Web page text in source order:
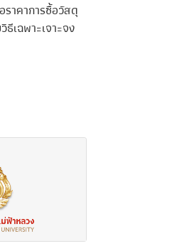
ราคาการซื้อวัสดุ
เฉพาะเจาะจง